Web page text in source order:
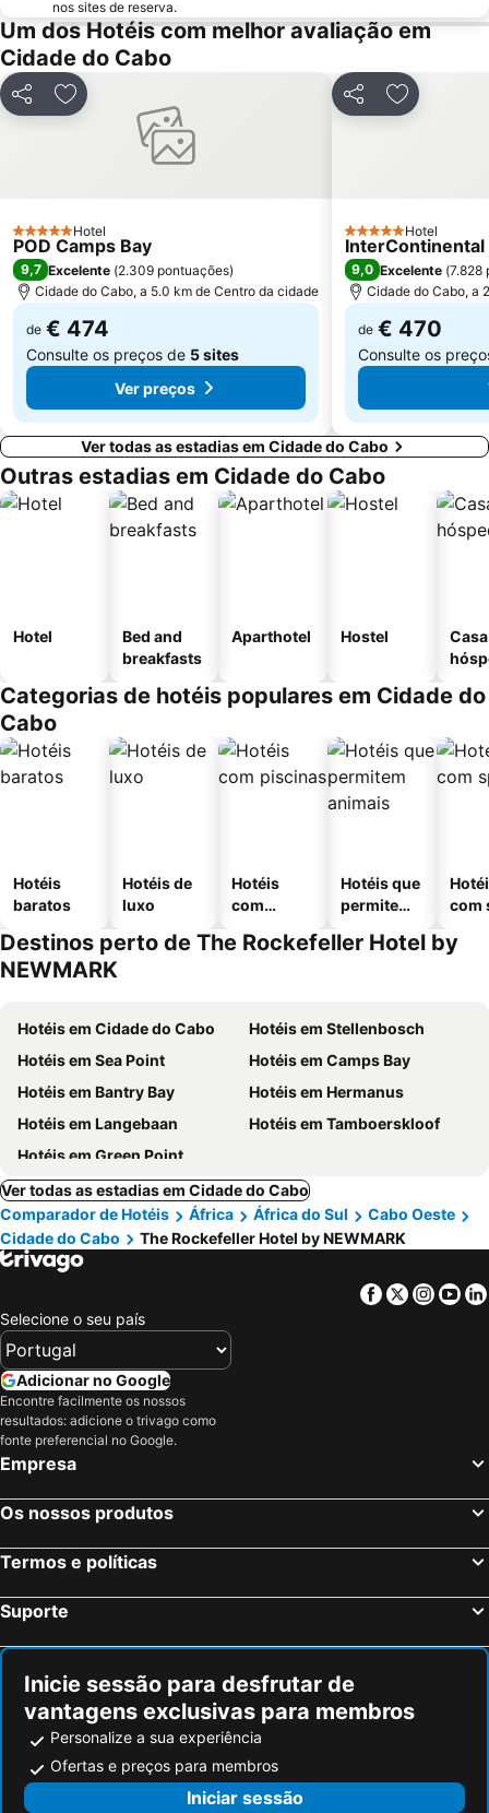
nos sites de reserva.
Um dos Hotéis com melhor avaliação em
Cidade do Cabo
PartilharAdicionar aos favoritos
5 EstrelasHotel
POD Camps Bay
9,7 Excelente (2.309 pontuações)
Cidade do Cabo, a 5.0 km de Centro da cidade
de € 474
Consulte os preços de 5 sites
Ver preços
PartilharAdicionar
5 EstrelasHotel
InterContinental
9,0 Excelente (7.828
Cidade do Cabo, a
de € 470
Consulte os
Ver todas as estadias em Cidade do Cabo
Outras estadias em Cidade do Cabo
Hotel
Bed and
breakfasts
Aparthotel Hostel
Categorias de hotéis populares em Cidade do
Cabo
Hotéis
baratos
Hotéis de
luxo
Hotéis
com
Hotéis que
permitem
com
Destinos perto de The Rockefeller Hotel by
NEWMARK
Hotéis em Cidade do Cabo
Hotéis em Stellenbosch
Hotéis em Sea Point
Hotéis em Camps Bay
Hotéis em Bantry Bay
Hotéis em Hermanus
Hotéis em Langebaan
Hotéis em Tamboerskloof
Hotéis em Green Point
Ver todas as estadias em Cidade do Cabo
Comparador de Hotéis
África África do Sul
Cabo Oeste
Cidade do Cabo
The Rockefeller Hotel by NEWMARK
Facebook
Twitter
Selecione o seu país
Adicionar no Google
Encontre facilmente os nossos
resultados: adicione o trivago como
fonte preferencial no Google.
Empresa
Os nossos produtos
Termos e políticas
Suporte
Inicie sessão para desfrutar de
vantagens exclusivas para membros
Personalize a sua experiência
Ofertas e preços para membros
Iniciar sessão